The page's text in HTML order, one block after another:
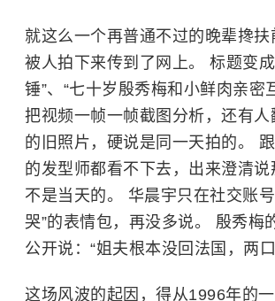
就这么一个再普通不过的晚辈搀扶
被人拍下来传到了网上。 标题变
锤”、“七十岁 殷秀梅和小鲜肉亲密
把视频一帧一帧截图分析，还有人
的旧照片，硬说是同一天拍的。
的发型师都看不下去，出来澄清
不是当天的。 华晨宇只在社交账
哭”的表情包，再没多说。 殷秀梅
公开说：“姐夫根本没回法国，两
这场风波的起因，得从1996年的